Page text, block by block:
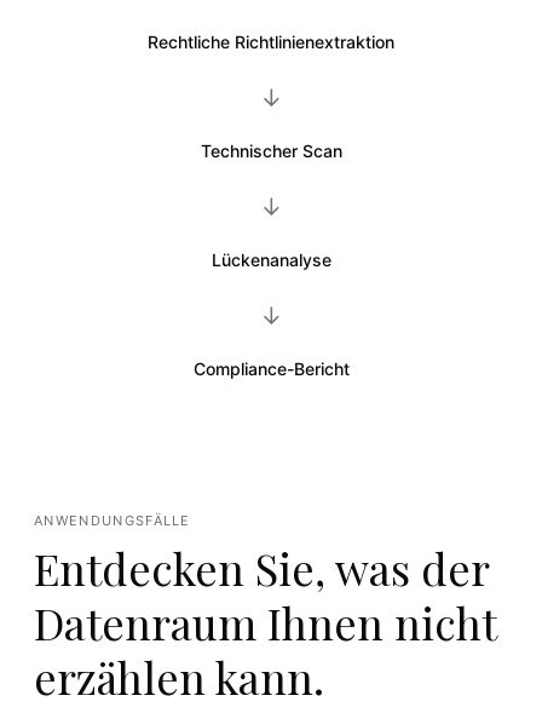
Rechtliche Richtlinienextraktion
→
Technischer Scan
→
Lückenanalyse
→
Compliance-Bericht
ANWENDUNGSFÄLLE
Entdecken Sie, was der
Datenraum Ihnen nicht
erzählen kann.